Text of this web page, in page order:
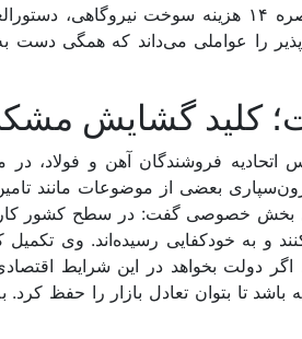
را عواملی می‌‌‌داند که همگی
کلید گشایش
اتحادیه فروشندگان آهن و فولاد،
بعضی از موضوعات مانند
بخش خصوصی گفت: در سطح کشور
و به خودکفایی رسیده‌‌‌اند. وی
دولت بخواهد در این شرایط
باشد تا بتوان تعادل بازار را حفظ کرد.